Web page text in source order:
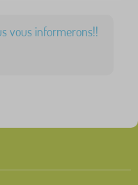
vous informerons!!